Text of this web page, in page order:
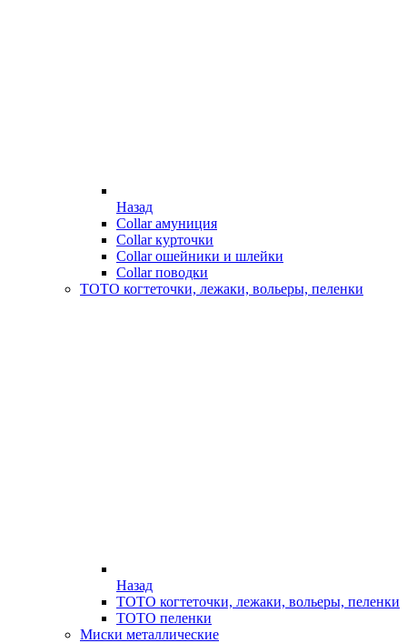
Назад
Collar амуниция
Collar курточки
Collar ошейники и шлейки
Collar поводки
ТОТО когтеточки, лежаки, вольеры, пеленки
Назад
ТОТО когтеточки, лежаки, вольеры, пеленки
ТОТО пеленки
Миски металлические